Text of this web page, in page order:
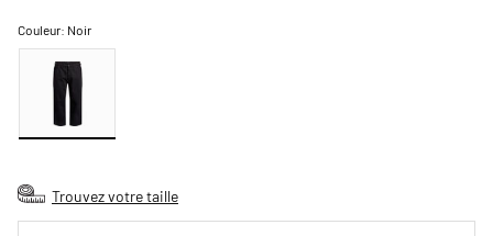
Couleur: Noir
Trouvez votre taille